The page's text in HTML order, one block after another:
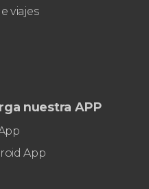
viajes
nuestra APP
App